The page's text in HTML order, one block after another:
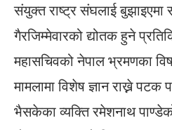
संयुक्त राष्ट्र संघलाई बुझाइएमा
गैरजिम्मेवारको द्योतक हुने
महासचिवको नेपाल भ्रमणका
मामलामा विशेष ज्ञान राख्ने
भैसकेका व्यक्ति रमेशनाथ